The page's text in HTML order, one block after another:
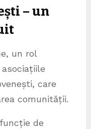
– un
un rol
care
comunității.
de